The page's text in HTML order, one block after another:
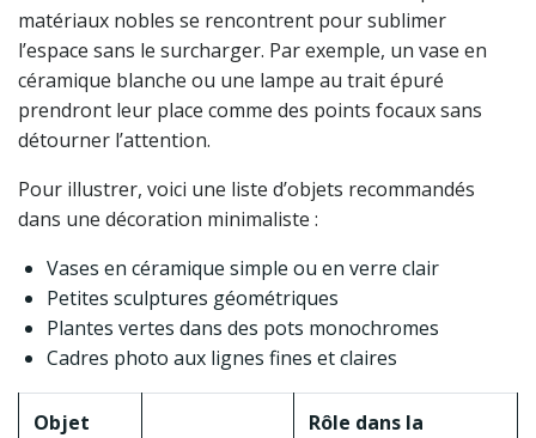
matériaux nobles se rencontrent pour sublimer
l’espace sans le surcharger. Par exemple, un vase en
céramique blanche ou une lampe au trait épuré
prendront leur place comme des points focaux sans
détourner l’attention.
Pour illustrer, voici une liste d’objets recommandés
dans une décoration minimaliste :
Vases en céramique simple ou en verre clair
Petites sculptures géométriques
Plantes vertes dans des pots monochromes
Cadres photo aux lignes fines et claires
Objet
Rôle dans la